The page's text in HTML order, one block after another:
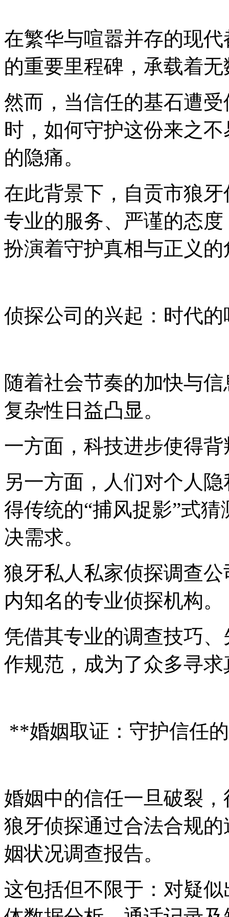
在繁华与喧嚣并存的现
的重要里程碑，承载着
然而，当信任的基石遭
时，如何守护这份来之
的隐痛。
在此背景下，自贡市狼
专业的服务、严谨的态
扮演着守护真相与正义的
侦探公司的兴起：时代的
随着社会节奏的加快与
复杂性日益凸显。
一方面，科技进步使得
另一方面，人们对个人
得传统的“捕风捉影”式
决需求。
狼牙私人私家侦探调查
内知名的专业侦探机构。
凭借其专业的调查技巧
作规范，成为了众多寻
**婚姻取证：守护信任
婚姻中的信任一旦破裂
狼牙侦探通过合法合规
姻状况调查报告。
这包括但不限于：对疑